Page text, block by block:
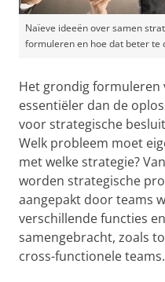
Naïeve ideeën over samen
formuleren en hoe dat beter te
Het grondig formuleren
essentiëler dan de
voor strategische
Welk probleem moet
met welke strategie?
worden strategische
aangepakt door teams
verschillende functies
samengebracht, zoals
cross-functionele teams.